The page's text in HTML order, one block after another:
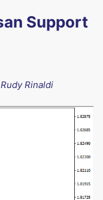
Support
Rudy Rinaldi